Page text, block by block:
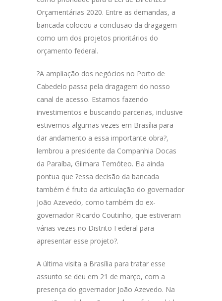
Orçamentárias 2020. Entre as demandas, a
bancada colocou a conclusão da dragagem
como um dos projetos prioritários do
orçamento federal.
?A ampliação dos negócios no Porto de
Cabedelo passa pela dragagem do nosso
canal de acesso. Estamos fazendo
investimentos e buscando parcerias, inclusive
estivemos algumas vezes em Brasília para
dar andamento a essa importante obra?,
lembrou a presidente da Companhia Docas
da Paraíba, Gilmara Temóteo. Ela ainda
pontua que ?essa decisão da bancada
também é fruto da articulação do governador
João Azevedo, como também do ex-
governador Ricardo Coutinho, que estiveram
várias vezes no Distrito Federal para
apresentar esse projeto?.
A última visita a Brasília para tratar esse
assunto se deu em 21 de março, com a
presença do governador João Azevedo. Na